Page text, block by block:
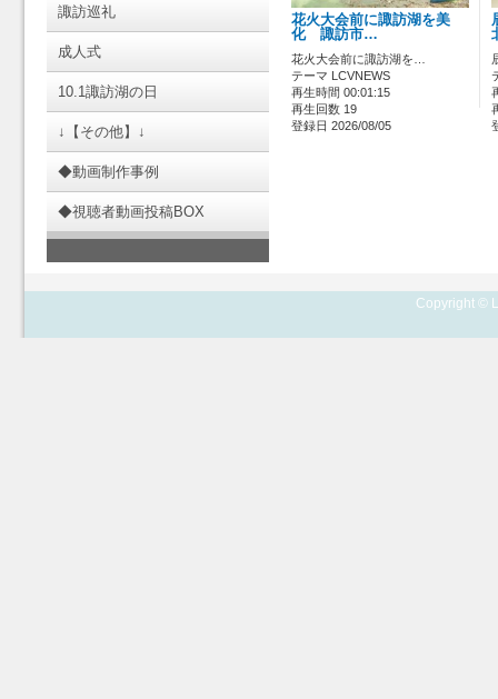
諏訪巡礼
成人式
10.1諏訪湖の日
↓【その他】↓
◆動画制作事例
◆視聴者動画投稿BOX
花火大会前に諏訪湖を美
化 諏訪市…
花火大会前に諏訪湖を…
テーマ LCVNEWS
再生時間 00:01:15
再生回数 19
登録日 2026/08/05
Copyright ©